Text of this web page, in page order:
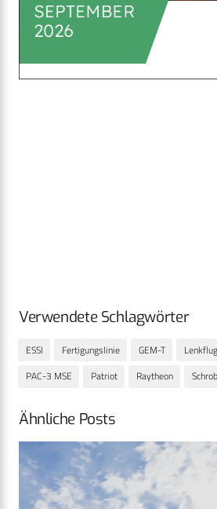
Verwendete Schlagwörter
ESSI Fertigungslinie GEM-T
PAC-3 MSE
Patriot Raytheon
Ähnliche Posts